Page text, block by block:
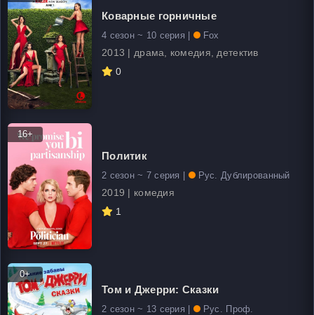
Коварные горничные
4 сезон ~ 10 серия | Fox
2013 | драма, комедия, детектив
0
16+
Политик
2 сезон ~ 7 серия | Рус. Дублированный
2019 | комедия
1
0+
Том и Джерри: Сказки
2 сезон ~ 13 серия |
Рус. Проф.